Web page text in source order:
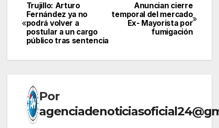
Navegación
de
entradas
Anuncian cierre
temporal del mercado
Ex- Mayorista por
fumigación
Trujillo: Arturo
Fernández ya no
podrá volver a
postular a un cargo
público tras sentencia
Por